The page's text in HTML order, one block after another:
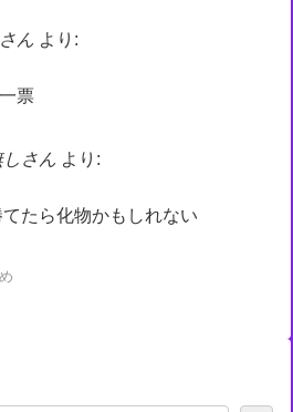
ん より:
票
さん より:
たら化物かもしれない